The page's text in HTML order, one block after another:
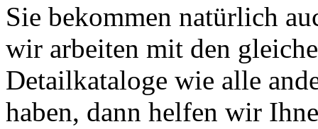
Sie bekommen natürlich
wir arbeiten mit den
Detailkataloge wie alle
haben, dann helfen wir